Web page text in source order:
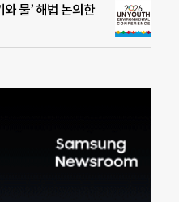
물’ 해법 논의한